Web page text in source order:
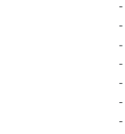
-
-
-
-
-
-
-